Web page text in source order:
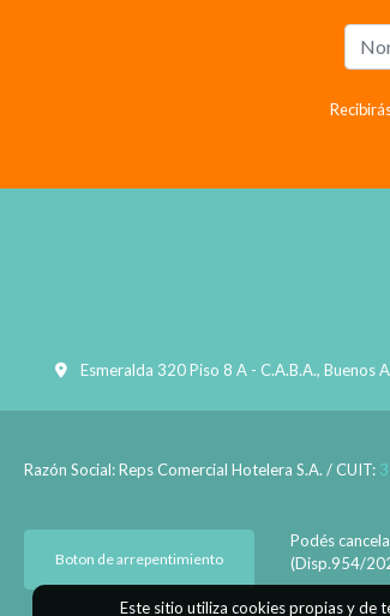
Esmeralda 320 Piso 8 A - C.A.B.A., Buenos
Razón Social: Reps Comercial Hotelera S.A. / CUIT:
Boton de arrepentimiento
Podés
(Disp.954/
Este sitio utiliza cookies propias y de